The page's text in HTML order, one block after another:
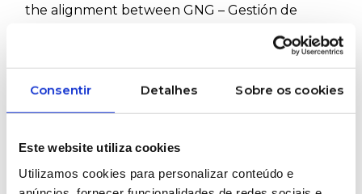
Consentir Detalhes Sobre os cookies
Este website utiliza cookies
Utilizamos cookies para personalizar conteúdo e
the alignment between GNG – Gestión de
Negocios Gráficos Spain and Ruy de Lacerda
took shape. The objective was clear: to offer
reference in UV and UV LED systems for
industrial printing and finishing, is today a key